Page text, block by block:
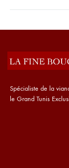
Spécialiste de la
le Grand Tunis